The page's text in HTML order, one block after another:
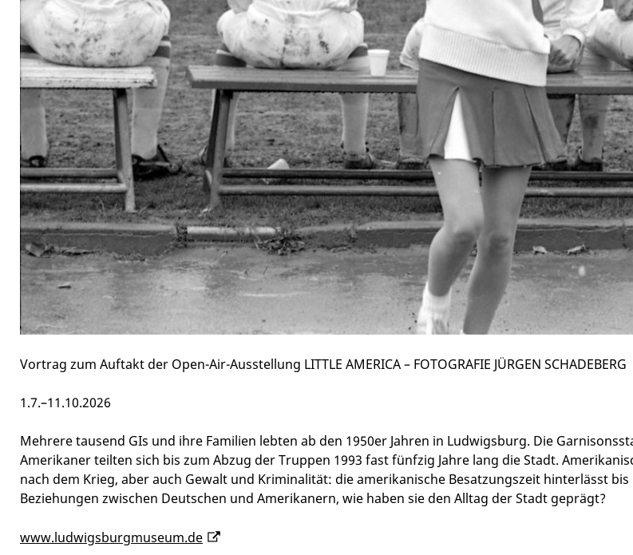
Vortrag zum Auftakt der Open-Air-Ausstellung LITTLE AMERICA – FOTOGRAFIE JÜRGEN SCHADEBERG
1.7.–11.10.2026
Mehrere tausend GIs und ihre Familien lebten ab den 1950er Jahren in Ludwigsburg. Die
Amerikaner teilten sich bis zum Abzug der Truppen 1993 fast fünfzig Jahre lang die Stadt.
nach dem Krieg, aber auch Gewalt und Kriminalität: die amerikanische Besatzungszeit hinterlässt
Beziehungen zwischen Deutschen und Amerikanern, wie haben sie den Alltag der Stadt geprägt?
www.ludwigsburgmuseum.de